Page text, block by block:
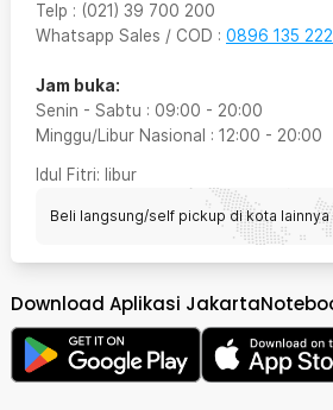
Telp : (021) 39 700 200
Whatsapp Sales / COD : 0896 135
Jam buka:
Senin - Sabtu : 09:00 - 20:00
Minggu/Libur Nasional : 12:00 - 20:00
Idul Fitri: libur
Beli langsung/self pickup di kota lainnya
Download Aplikasi